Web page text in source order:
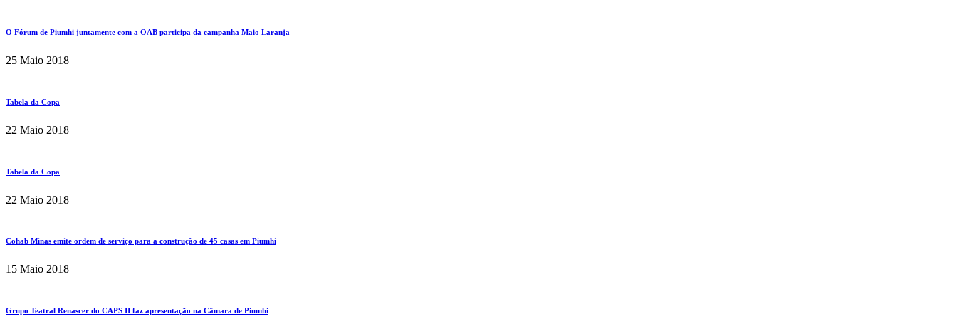
O Fórum de Piumhi juntamente com a OAB participa da campanha Maio Laranja
25 Maio 2018
Tabela da Copa
22 Maio 2018
Tabela da Copa
22 Maio 2018
Cohab Minas emite ordem de serviço para a construção de 45 casas em Piumhi
15 Maio 2018
Grupo Teatral Renascer do CAPS II faz apresentação na Câmara de Piumhi